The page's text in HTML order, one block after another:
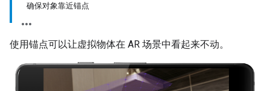
确保对象靠近锚点
使用锚点可以让虚拟物体在 AR 场景中看起来不动。